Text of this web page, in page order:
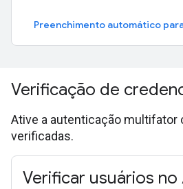
Preenchimento automático
Verificação de
Ative a autenticação multifator
verificadas.
Verificar usuários no